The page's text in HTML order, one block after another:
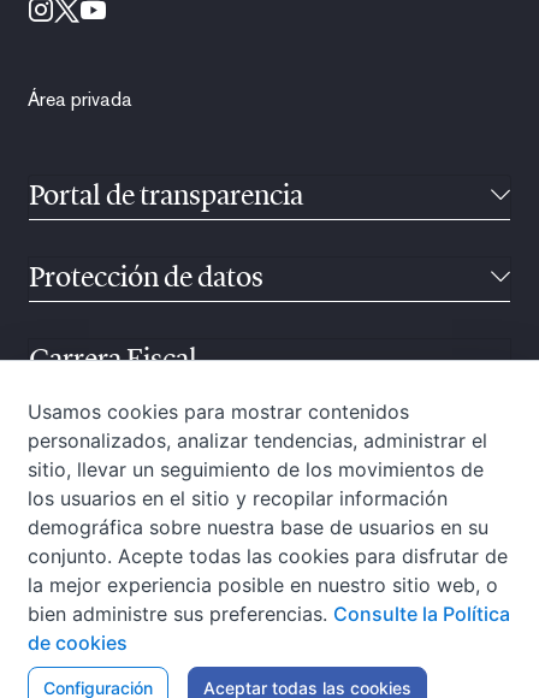
Área privada
Portal de transparencia
Protección de datos
Carrera Fiscal
Atención ciudadana
W3C-WAI Aviso Legal Política de privacidad
Usamos cookies para mostrar contenidos
personalizados, analizar tendencias, administrar el
sitio, llevar un seguimiento de los movimientos de
los usuarios en el sitio y recopilar información
demográfica sobre nuestra base de usuarios en su
conjunto. Acepte todas las cookies para disfrutar de
la mejor experiencia posible en nuestro sitio web, o
bien administre sus preferencias. Consulte la Política
de cookies
Configuración Aceptar todas las cookies